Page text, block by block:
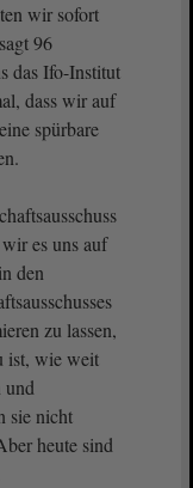
wir sofort
96
das Ifo-Institut
dass wir auf
spürbare
es uns auf
den
zu lassen,
ist, wie weit
und
sie nicht
heute sind